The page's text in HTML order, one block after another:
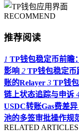
RECOMMEND
推荐阅读
1 TP钱包稳定币前瞻
影响 2 TP钱包稳定币
账的Relayer 3 TP钱
链上状态追踪与申诉
USDC转账Gas费差异
池的多签审批操作规
RELATED ARTICLES